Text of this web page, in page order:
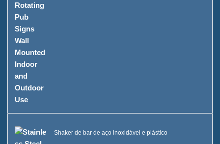
Shaker de bar de aço inoxidável e plástico